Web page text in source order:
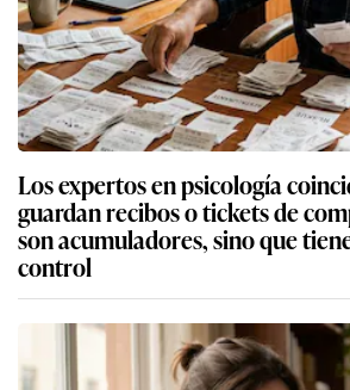
Los expertos en psicología
guardan recibos o tickets de
son acumuladores, sino que
control